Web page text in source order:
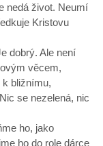
nedá život. Neumí
Kristovu
dobrý. Ale není
věcem,
k bližnímu,
se nezelená, nic
ho, jako
ho do role dárce